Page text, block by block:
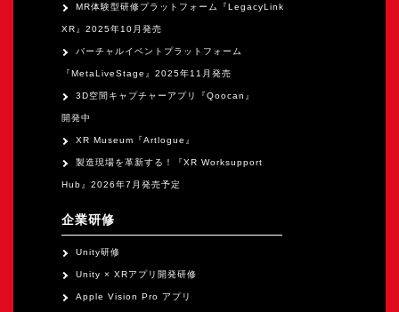
MR体験型研修プラットフォーム『LegacyLink
XR』2025年10月発売
バーチャルイベントプラットフォーム
『MetaLiveStage』2025年11月発売
3D空間キャプチャーアプリ『Qoocan』
開発中
XR Museum『Artlogue』
製造現場を革新する！『XR Worksupport
Hub』2026年7月発売予定
企業研修
Unity研修
Unity × XRアプリ開発研修
Apple Vision Pro アプリ